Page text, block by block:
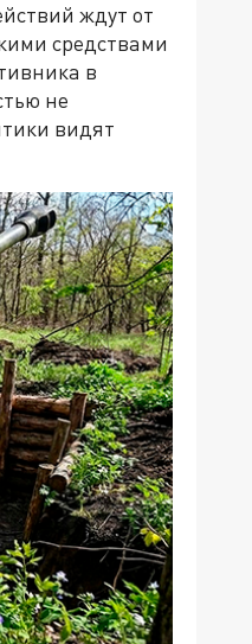
ждут от
средствами
в
не
видят